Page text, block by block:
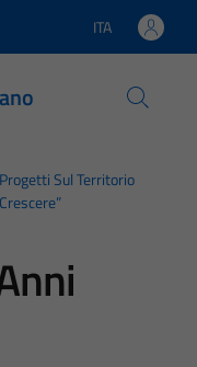
Lingua attiva:
ITA
Progetti Sul Territorio